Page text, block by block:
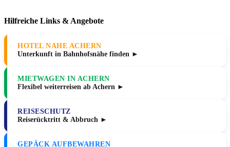
Hilfreiche Links & Angebote
HOTEL NAHE ACHERN
Unterkunft in Bahnhofsnähe finden ►
MIETWAGEN IN ACHERN
Flexibel weiterreisen ab Achern ►
REISESCHUTZ
Reiserücktritt & Abbruch ►
GEPÄCK AUFBEWAHREN